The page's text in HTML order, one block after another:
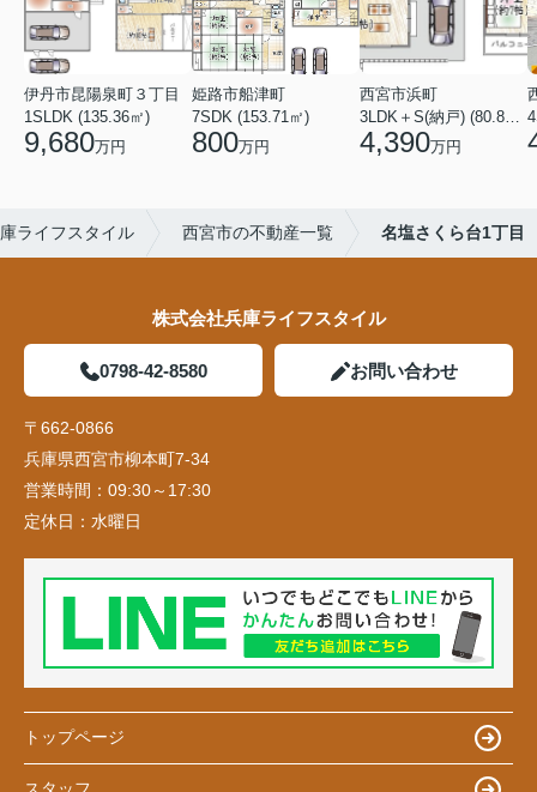
伊丹市昆陽泉町３丁目
1SLDK (135.36㎡)
9,680万円
姫路市船津町
7SDK (153.71㎡)
800万円
西宮市浜町
3LDK＋S(納戸) (80.84㎡)
4,390万円
ライフスタイル 西宮市の不動産一覧 名塩さくら台1丁目
株式会社兵庫ライフスタイル
0798-42-8580 お問い合わせ
〒662-0866
兵庫県西宮市柳本町7-34
営業時間： 09:30～17:30
定休日： 水曜日
トップページ